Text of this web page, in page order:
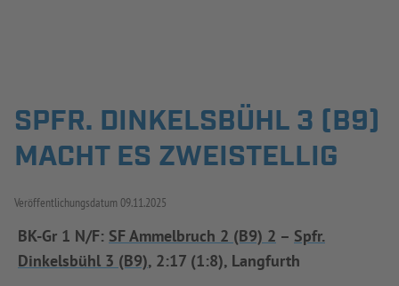
ERGEBNISSE & WETTBEWERBE
NEUIGKEITEN
AUSBILDUNG & FÖRDERUNG
DER VERBAND
SPFR. DINKELSBÜHL 3 (B9)
MACHT ES ZWEISTELLIG
Veröffentlichungsdatum 09.11.2025
BK-Gr 1 N/F: SF Ammelbruch 2 (B9) 2 – Spfr.
Dinkelsbühl 3 (B9), 2:17 (1:8), Langfurth